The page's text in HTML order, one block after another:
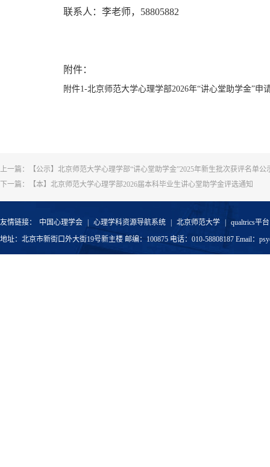
联系人：李老师，58805882
附件：
附件1-北京师范大学心理学部2026年“讲心堂助学金”申
上一篇：
【公示】北京师范大学心理学部“讲心堂助学金”2025年新生批次获评名单公
下一篇：
【本】北京师范大学心理学部2026届本科毕业生讲心堂助学金评选通知
友情链接： 中国心理学会 心理学科资源导航系统 北京师范大学
qualtrics平台
地址：北京市新街口外大街19号新主楼 邮编：100875 电话：010-58808187 Email：